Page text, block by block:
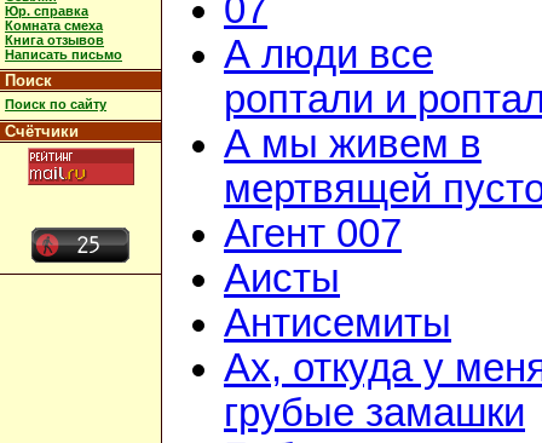
Юр. справка
Комната смеха
Книга отзывов
Написать письмо
Поиск
Поиск по сайту
Счётчики
07
А люди все
роптали и
А мы живем в
мертвящей
Агент 007
Аисты
Антисемиты
Ах, откуда у
грубые замашки